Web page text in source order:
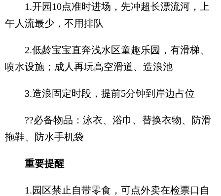
1.开园10点准时进场，先冲超长漂流河，上
午人流最少，不用排队
2.低龄宝宝直奔浅水区童趣乐园，有滑梯、
喷水设施；成人再玩高空滑道、造浪池
3.造浪固定时段，提前5分钟到岸边占位
??必备物品：泳衣、浴巾、替换衣物、防滑
拖鞋、防水手机袋
重要提醒
1.园区禁止自带零食，可点外卖在检票口自